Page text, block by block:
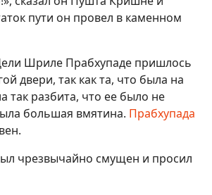
пути он провел в каменном
Шриле Прабхупаде пришлось
двери, так как та, что была на
так разбита, что ее было не
большая вмятина. Прабхупада
чрезвычайно смущен и просил